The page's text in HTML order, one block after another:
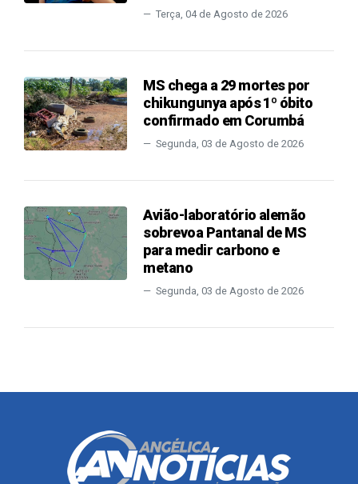
Terça, 04 de Agosto de 2026
MS chega a 29 mortes por
chikungunya após 1º óbito
confirmado em Corumbá
Segunda, 03 de Agosto de 2026
Avião-laboratório alemão
sobrevoa Pantanal de MS
para medir carbono e
metano
Segunda, 03 de Agosto de 2026